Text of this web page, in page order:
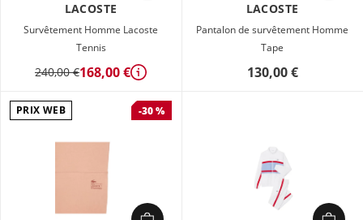
LACOSTE
Survêtement Homme Lacoste
Tennis
240,00 €168,00 € Détails
LACOSTE
Pantalon de survêtement Homme
Tape
130,00 €
PRIX WEB -30 %